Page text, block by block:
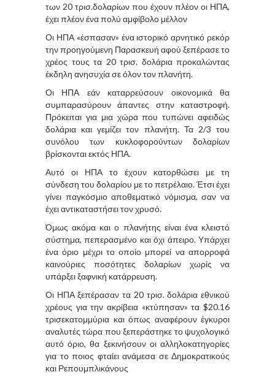
των 20 τρισ.δολαρίων που έχουν πλέον οι ΗΠΑ,
έχει πλέον ένα πολύ αμφίβολο μέλλον
Οι ΗΠΑ «έσπασαν» ένα ιστορικό αρνητικό ρεκόρ
την προηγούμενη Παρασκευή αφού ξεπέρασε το
χρέος τους τα 20 τρισ. δολάρια προκαλώντας
έκδηλη ανησυχία σε όλον τον πλανήτη.
Οι ΗΠΑ εάν καταρρεύσουν οικονομικά θα
συμπαρασύρουν άπαντες στην καταστροφή.
Πρόκειται για μια χώρα που τυπώνει αφειδώς
δολάρια και γεμίζει τον πλανήτη. Τα 2/3 του
συνόλου των κυκλοφορούντων δολαρίων
βρίσκονται εκτός ΗΠΑ.
Αυτό οι ΗΠΑ το έχουν κατορθώσει με τη
σύνδεση του δολαρίου με το πετρέλαιο. Έτσι έχει
γίνει παγκόσμιο αποθεματικό νόμισμα, σαν να
έχει αντικαταστήσει τον χρυσό.
Όμως ακόμα και ο πλανήτης είναι ένα κλειστό
σύστημα, πεπερασμένο και όχι άπειρο. Υπάρχει
ένα όριο μέχρι το οποίο μπορεί να απορροφά
καινούριες ποσότητες δολαρίων χωρίς να
υπάρξει ξαφνική κατάρρευση.
Οι ΗΠΑ ξεπέρασαν τα 20 τρισ. δολάρια εθνικού
χρέους για την ακρίβεια «κτύπησαν» τα $20.16
τρισεκατομμύρια και όπως αναφέρουν έγκυροι
αναλυτές τώρα που ξεπεράστηκε το ψυχολογικό
αυτό όριο, θα ξεκινήσουν οι αλληλοκατηγορίες
για το ποιος φταίει ανάμεσα σε Δημοκρατικούς
και Ρεπουμπλικάνους